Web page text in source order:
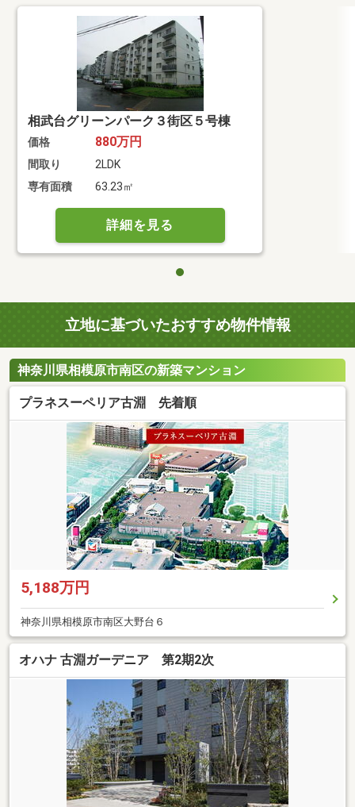
相武台グリーンパーク３街区５号棟
価格 880万円
間取り
2LDK
専有面積
63.23㎡
詳細を見る
立地に基づいたおすすめ物件情報
神奈川県相模原市南区の新築マンション
プラネスーペリア古淵 先着順
5,188万円
神奈川県相模原市南区大野台６
オハナ 古淵ガーデニア 第2期2次